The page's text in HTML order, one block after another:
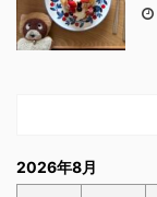
2026年8月